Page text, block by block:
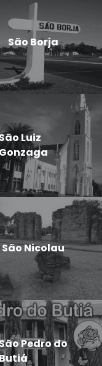
São Borja
Luiz
Gonzaga
São Nicolau
Pedro do